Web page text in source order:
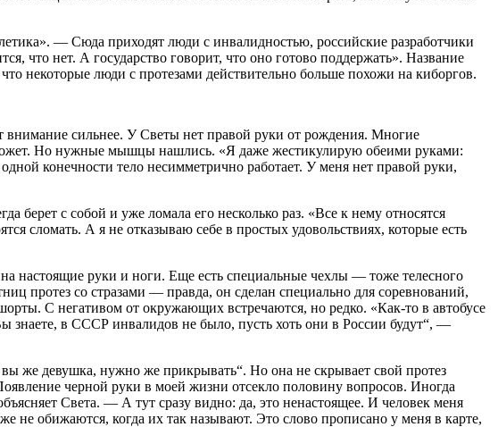
— Сюда приходят люди с инвалидностью, российские разработчики
что нет. А государство говорит, что оно готово поддержать». Название
некоторые люди с протезами действительно больше похожи на киборгов.
внимание сильнее. У Светы нет правой руки от рождения. Многие
Но нужные мышцы нашлись. «Я даже жестикулирую обеими руками:
конечности тело несимметрично работает. У меня нет правой руки,
берет с собой и уже ломала его несколько раз. «Все к нему относятся
сломать. А я не отказываю себе в простых удовольствиях, которые есть
настоящие руки и ноги. Еще есть специальные чехлы — тоже телесного
протез со стразами — правда, он сделан специально для соревнований,
С негативом от окружающих встречаются, но редко. «Как-то в автобусе
в СССР инвалидов не было, пусть хоть они в России будут“, —
же девушка, нужно же прикрывать“. Но она не скрывает свой протез
черной руки в моей жизни отсекло половину вопросов. Иногда
Света. — А тут сразу видно: да, это ненастоящее. И человек меня
не обижаются, когда их так называют. Это слово прописано у меня в карте,